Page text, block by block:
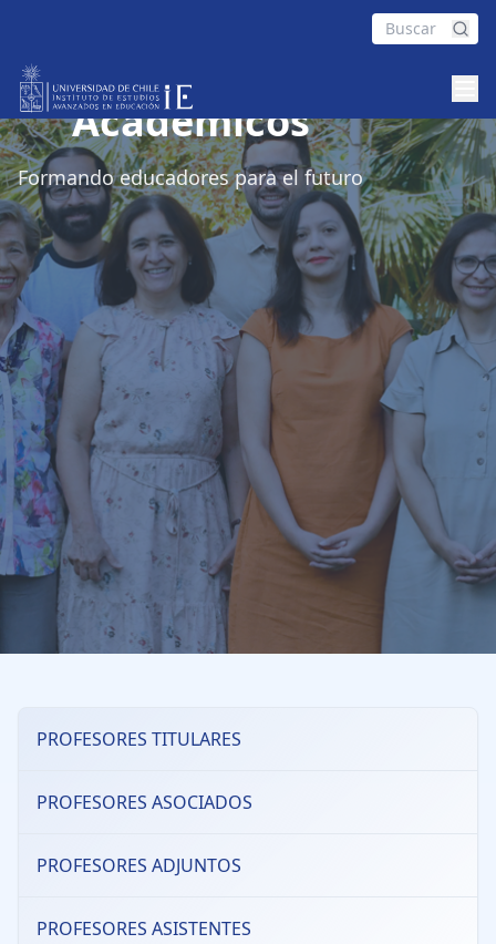
Académicos
Formando educadores para el futuro
PROFESORES TITULARES
PROFESORES ASOCIADOS
PROFESORES ADJUNTOS
PROFESORES ASISTENTES